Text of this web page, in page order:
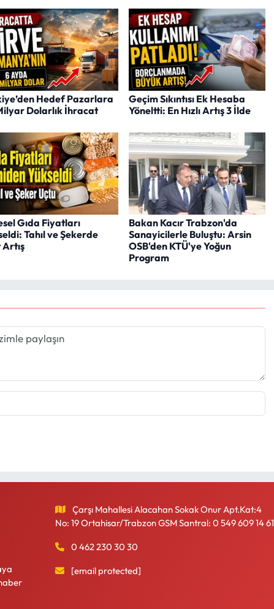
Hedef Pazarlara
Dolarlık İhracat
Geçim Sıkıntısı Ek Hesaba
Yöneltti: En Hızlı Artış 3 İlde
Gıda Fiyatları
Tahıl ve Şekerde
Bakan Kacır Trabzon'da
Sanayicilerle Buluştu: Arsin
OSB'den KTÜ'ye Yoğun
Program
Çarşı Mahallesi Alacahan Sokak Onur Apt.Kat:4
No: 19 Ortahisar/Trabzon GSM Santral: 0 549 609 14 61
0 462 230 30 30
[email protected]